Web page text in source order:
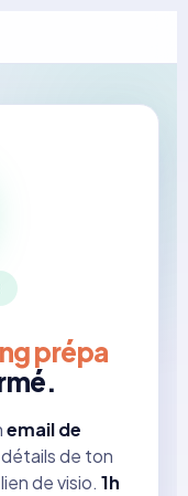
prépa
email de
de ton
de visio. 1h